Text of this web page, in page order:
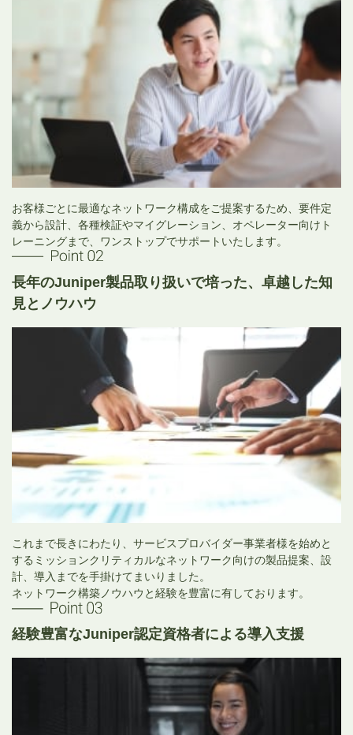
お客様ごとに最適なネットワーク構成をご提案するため、要件定
義から設計、各種検証やマイグレーション、オペレーター向けト
レーニングまで、ワンストップでサポートいたします。
長年のJuniper製品取り扱いで培った、卓越した知
見とノウハウ
これまで長きにわたり、サービスプロバイダー事業者様を始めと
するミッションクリティカルなネットワーク向けの製品提案、設
計、導入までを手掛けてまいりました。
ネットワーク構築ノウハウと経験を豊富に有しております。
経験豊富なJuniper認定資格者による導入支援